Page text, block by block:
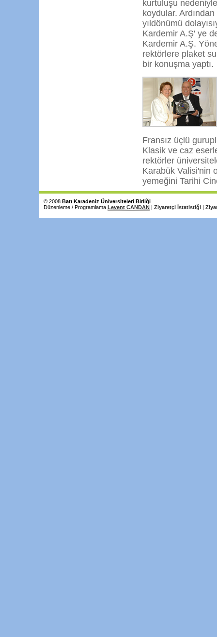
kurtuluşu
koydular.
yıldönümü
Kardemir A.Ş' ye
Kardemir A.Ş.
rektörlere plaket
bir konuşma yaptı.
Fransız üçlü
Klasik ve caz
rektörler
Karabük Valisi'nin
yemeğini Tarihi
© 2008 Batı Karadeniz Üniversiteleri Birliği
Düzenleme / Programlama Levent CANDAN | Ziyaretçi İstatistiği |